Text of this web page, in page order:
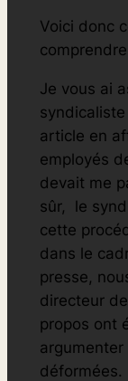
Voici donc
Je vous ai
syndicaliste
article en
employés
devait me
sûr, le
cette
dans le
presse,
directeur
propos ont
déformées.